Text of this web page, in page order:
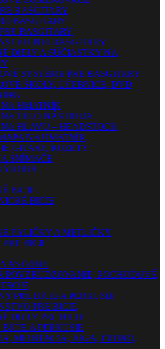
BASGITARY
BASGITARY
BASGITARY
PRE BASGITARY
DIELY A SÚČIASTKY NA
SYSTÉMY PRE BASGITARY
ŠKOLY, UČEBNICE, DVD
HMATNÍK
TELO NÁSTROJA
HLAVU – HEADSTOCK
NA HMATNÍK
GITARY, ROZETY
SNÍMAČE
BICIE
BICIE
PALIČKY A METLIČKY
BICIE
POVZBUDZOVANIE, POCHODOVÉ
PRE BICIE A PERKUSIE
PRE BICIE
DIELY PRE BICIE
BICIE A PERKUSIE
MEDITÁCIA, JOGA, ETHNO,